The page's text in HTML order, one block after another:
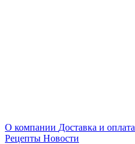
О компании Доставка и оплата
Рецепты Новости